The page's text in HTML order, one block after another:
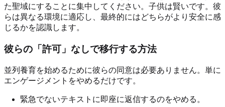
た聖域にすることに集中してください。子供は賢いです。彼
らは異なる環境に適応し、最終的にはどちらがより安全に感
じるかを認識します。
彼らの「許可」なしで移行する方法
並列養育を始めるために彼らの同意は必要ありません。単に
エンゲージメントをやめるだけです。
緊急でないテキストに即座に返信するのをやめる。